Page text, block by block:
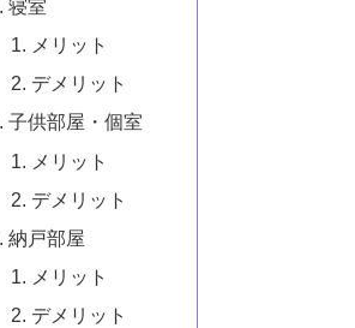
寝室
メリット
デメリット
子供部屋・個室
メリット
デメリット
納戸部屋
メリット
デメリット